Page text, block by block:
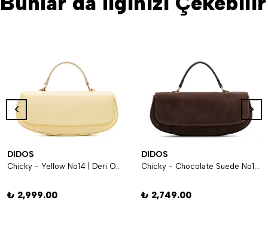
DIDOS
Chicky - Yellow No14 | Deri Omuz Çantası
₺ 2,999.00
DIDOS
Chicky - Chocolate Suede No12 | Kahverengi Süet Deri Omuz Çantası
₺ 2,749.00